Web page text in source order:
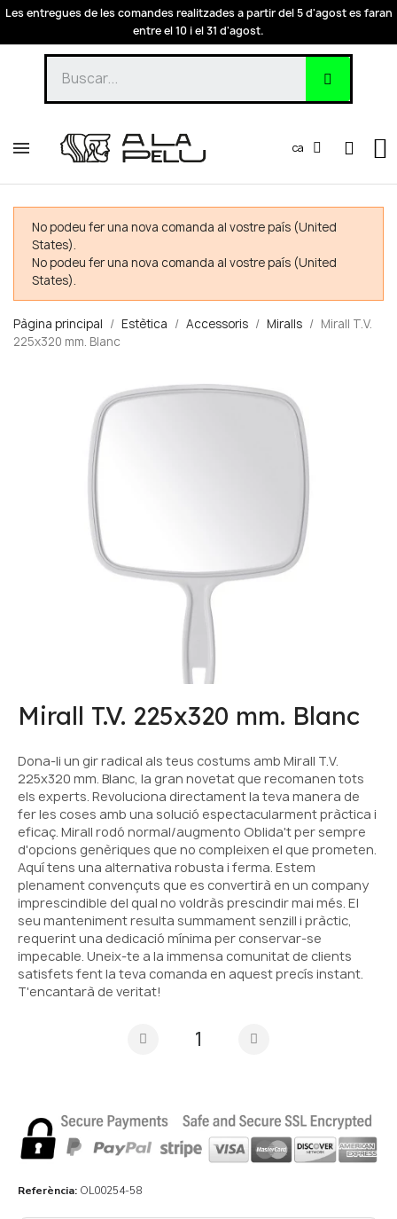
Les entregues de les comandes realitzades a partir del 5 d'agost es faran
entre el 10 i el 31 d'agost.
ca
No podeu fer una nova comanda al vostre país (United
States).
No podeu fer una nova comanda al vostre país (United
States).
Pàgina principal Estètica Accessoris Miralls
Mirall T.V.
225x320 mm. Blanc
Mirall T.V. 225x320 mm. Blanc
Dona-li un gir radical als teus costums amb Mirall T.V.
225x320 mm. Blanc, la gran novetat que recomanen tots
els experts. Revoluciona directament la teva manera de
fer les coses amb una solució espectacularment pràctica i
eficaç. Mirall rodó normal/augmento Oblida't per sempre
d'opcions genèriques que no compleixen el que prometen.
Aquí tens una alternativa robusta i ferma. Estem
plenament convençuts que es convertirà en un company
imprescindible del qual no voldràs prescindir mai més. El
seu manteniment resulta summament senzill i pràctic,
requerint una dedicació mínima per conservar-se
impecable. Uneix-te a la immensa comunitat de clients
satisfets fent la teva comanda en aquest precís instant.
T'encantarà de veritat!
Referència OL00254-58